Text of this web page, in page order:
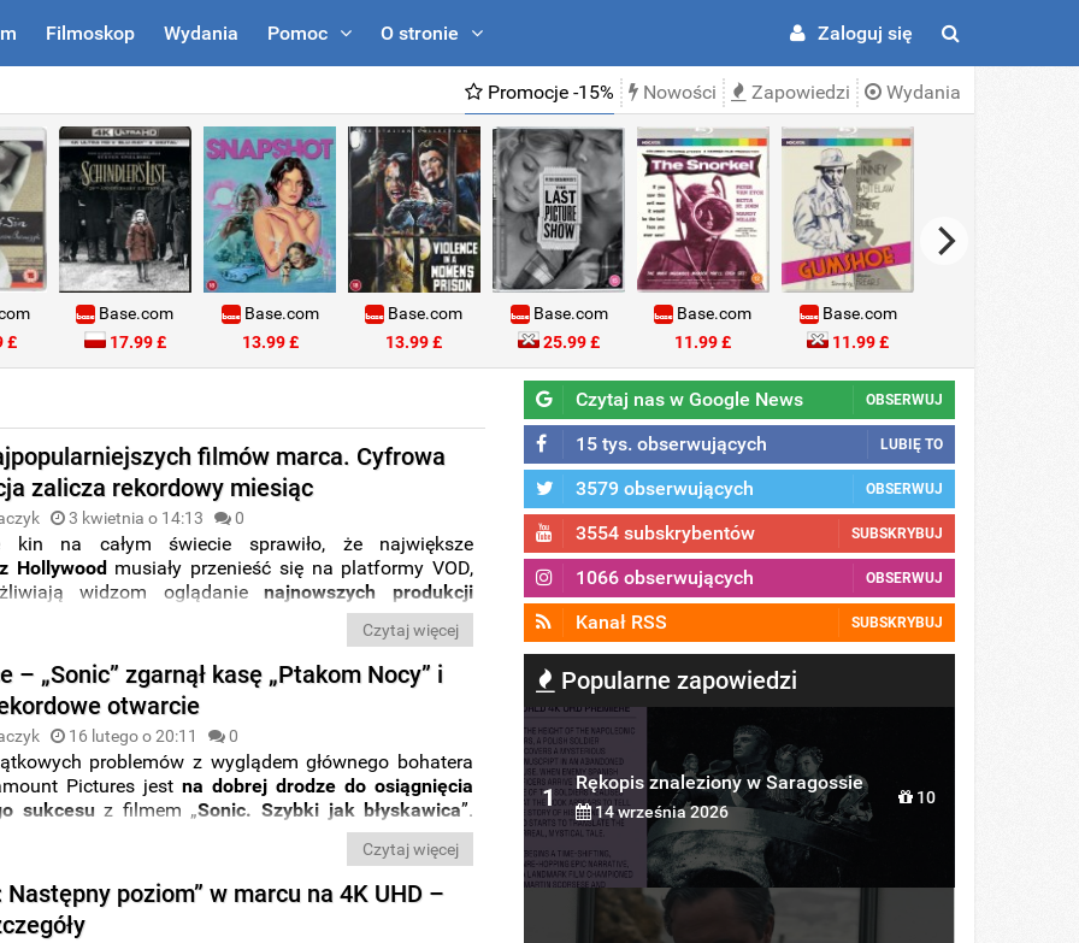
Filmoskop Wydania Pomoc O stronie Zaloguj się
Promocje -15% Nowości Zapowiedzi Wydania
£
Base.com
17.99 £
Base.com
13.99 £
Base.com
13.99 £
Base.com
25.99 £
Base.com
11.99 £
Base.com
11.99 £
filmów marca. Cyfrowa
zalicza rekordowy miesiąc
3 kwietnia o 14:13 0
kin na całym świecie sprawiło, że największe
z Hollywoodmusiały przenieść się na platformy VOD,
widzom oglądanienajnowszych produkcji
. Obecny exodus
dystrybucji zaowocował najbardziej dochodowym
historii tego kanału dystrybucji w przypadku serwisu
. PoznajcieTop 10 najczęściej oglądanych
marcu.
Czytaj więcej
– „Sonic” zgarnął kasę „Ptakom Nocy” i
otwarcie
16 lutego o 20:11 0
problemów z wyglądem głównego bohatera
Pictures jestna dobrej drodze do osiągnięcia
sukcesuz filmem „Sonic. Szybki jak błyskawica”.
może natomiast świętowaćSony,
zapewniło sobie wpływy do kasy za sprawą
horroru
. Tymczasem „ Ptaki Nocy ” zaliczyły
i radzą sobie w USA coraz gorzej.
Czytaj więcej
Następny poziom” w marcu na 4K UHD –
Czytaj nas w Google News OBSERWUJ
15 tys. obserwujących LUBIĘ TO
3579 obserwujących OBSERWUJ
3554 subskrybentów SUBSKRYBUJ
1066 obserwujących OBSERWUJ
Kanał RSS SUBSKRYBUJ
Popularne zapowiedzi
1
Rękopis znaleziony w Saragossie
14 września 2026
10